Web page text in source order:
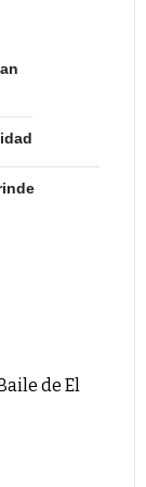
de El